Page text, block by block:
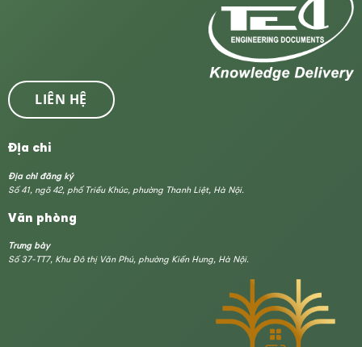
LIÊN HỆ
Địa chỉ
Địa chỉ đăng ký
Số 41, ngõ 42, phố Triều Khúc, phường Thanh Liệt, Hà Nội.
Văn phòng
Trưng bày
Số 37-TT7, Khu Đô thị Văn Phú, phường Kiến Hưng, Hà Nội.